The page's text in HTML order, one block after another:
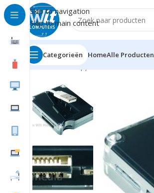
Skip to navigation
Skip to main content
Categorieën HomeAlle Producten
Home Randapparatuur